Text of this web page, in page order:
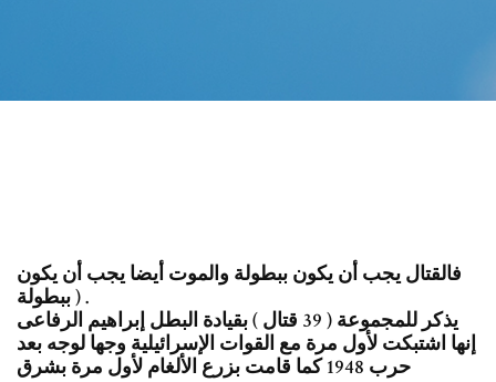
فالقتال يجب أن يكون ببطولة والموت أيضا يجب أن يكون
ببطولة ) .
يذكر للمجموعة ( 39 قتال ) بقيادة البطل إبراهيم الرفاعى
إنها اشتبكت لأول مرة مع القوات الإسرائيلية وجها لوجه بعد
حرب 1948 كما قامت بزرع الألغام لأول مرة بشرق